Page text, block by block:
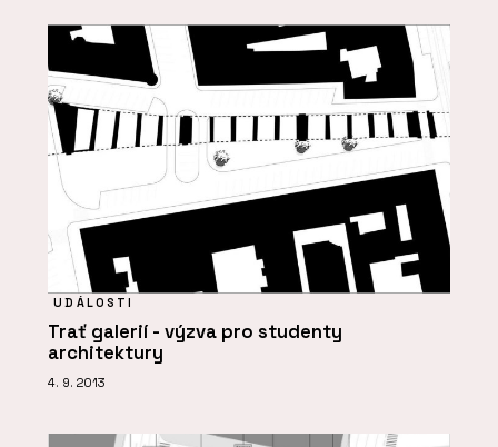
UDÁLOSTI
Trať galerií - výzva pro studenty
architektury
4. 9. 2013